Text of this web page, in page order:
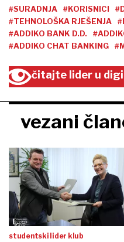
#SURADNJA
#KORISNICI
#TEHNOLOŠKA RJEŠENJA
#ADDIKO BANK D.D.
#ADDIKO CHAT BANKING
čitajte lider u
vezani
studentski lider klub